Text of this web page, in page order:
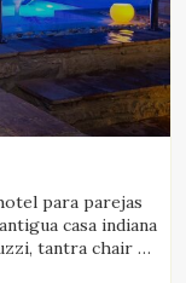
para parejas
casa indiana
tantra chair y